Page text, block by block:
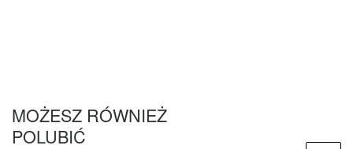
MOŻESZ RÓWNIEŻ
POLUBIĆ